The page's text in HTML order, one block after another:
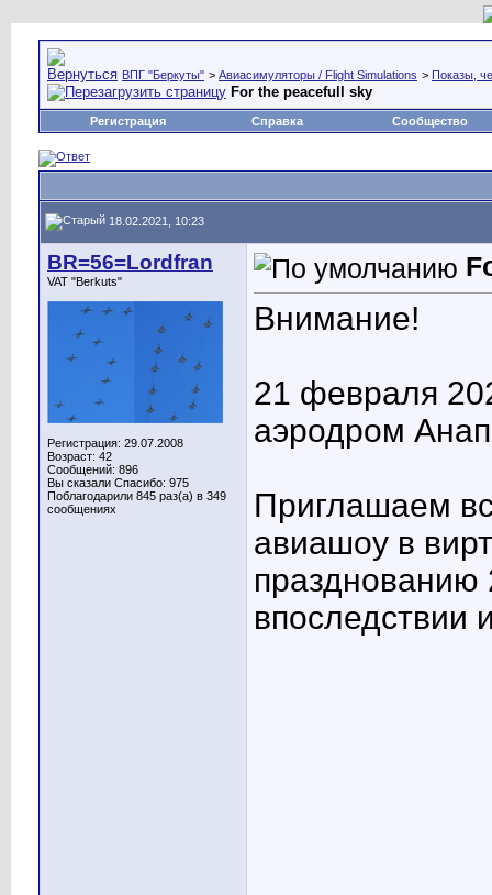
ВПГ "Беркуты" > Авиасимуляторы / Flight Simulations > Показы,
For the peacefull sky
Регистрация Справка Сообщество
18.02.2021, 10:23
BR=56=Lordfran
VAT "Berkuts"
Регистрация: 29.07.2008
Возраст: 42
Сообщений: 896
Вы сказали Спасибо: 975
Поблагодарили 845 раз(а) в 349
сообщениях
Внимание!
21 февраля
аэродром
Приглашаем
авиашоу в
впоследствии